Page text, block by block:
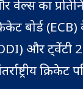
वेल्स का
बोर्ड
और ट्वेंटी